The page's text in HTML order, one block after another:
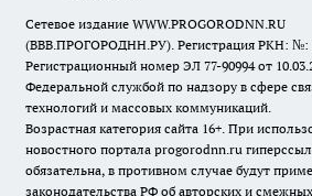
Сетевое издание WWW.PROGORODNN.RU
(ВВВ.ПРОГОРОДНН.РУ). Регистрация РКН: №:
Регистрационный номер ЭЛ 77-90994 от
Федеральной службой по надзору в сфере
технологий и массовых коммуникаций.
Возрастная категория сайта 16+. При
новостного портала progorodnn.ru
обязательна, в противном случае будут
законодательства РФ об авторских и